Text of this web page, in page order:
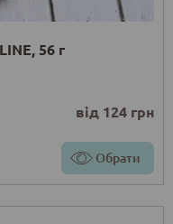
56 г
від 124 грн
Обрати